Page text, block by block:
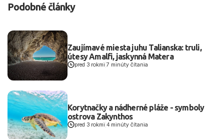
Podobné články
Zaujímavé miesta juhu Talianska: truli,
útesy Amalfi, jaskynná Matera
pred 3 rokmi |7 minúty čítania
Korytnačky a nádherné pláže - symboly
ostrova Zakynthos
pred 3 rokmi 4 minúty čítania